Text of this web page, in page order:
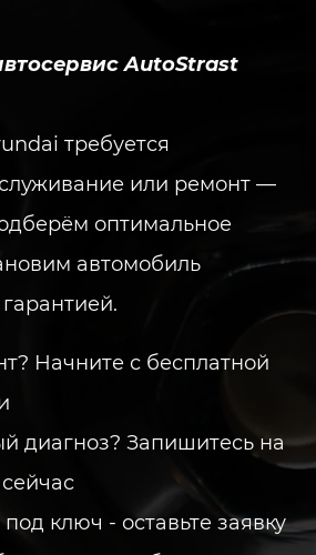
AutoStrast
требуется
или ремонт —
оптимальное
автомобиль
Начните с бесплатной
диагноз? Запишитесь на
ключ - оставьте заявку